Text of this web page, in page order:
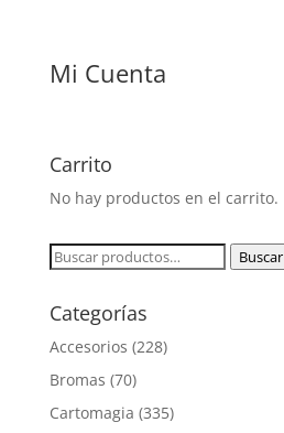
Mi Cuenta
Carrito
No hay productos en el carrito.
Buscar
Buscar
Categorías
Accesorios (228)
Bromas (70)
Cartomagia (335)